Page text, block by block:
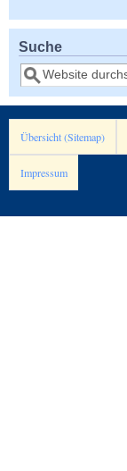
Suche
Suche
Übersicht (Sitemap)
Impressum